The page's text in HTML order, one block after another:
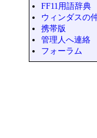
FF11用語辞典
ウィンダスの
携帯版
管理人へ連絡
フォーラム